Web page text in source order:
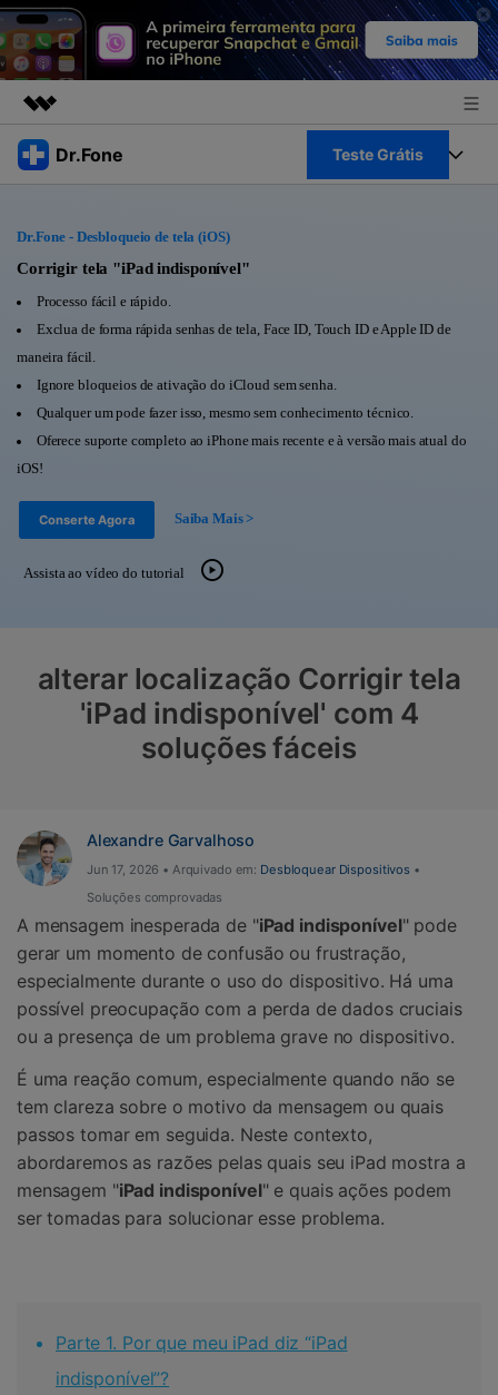
Produtos em destaque
Soluções
Sobre nós
Dr.Fone Teste Grátis
Veja Toolkit Completo >
Productos
Para PC
Para Celular
Online
Ver Todos Os Aplicativos
Guia & Suporte
Ações rápidas
Dicas
Recursos
Gerenciador de dados
Encontre Mais Soluções
Dr.Fone - Desbloqueio de tela (iOS)
Corrigir tela "iPad indisponível"
Processo fácil e rápido.
Exclua de forma rápida senhas de tela, Face ID, Touch ID e Apple ID de
maneira fácil.
Ignore bloqueios de ativação do iCloud sem senha.
Qualquer um pode fazer isso, mesmo sem conhecimento técnico.
Oferece suporte completo ao iPhone mais recente e à versão mais atual do
iOS!
Conserte Agora Saiba Mais >
Assista ao vídeo do tutorial
alterar localização Corrigir tela
'iPad indisponível' com 4
soluções fáceis
Alexandre Garvalhoso
Jun 17, 2026 • Arquivado em: Desbloquear Dispositivos •
Soluções comprovadas
A mensagem inesperada de "iPad indisponível" pode
gerar um momento de confusão ou frustração,
especialmente durante o uso do dispositivo. Há uma
possível preocupação com a perda de dados cruciais
ou a presença de um problema grave no dispositivo.
É uma reação comum, especialmente quando não se
tem clareza sobre o motivo da mensagem ou quais
passos tomar em seguida. Neste contexto,
abordaremos as razões pelas quais seu iPad mostra a
mensagem "iPad indisponível" e quais ações podem
ser tomadas para solucionar esse problema.
Parte 1. Por que meu iPad diz “iPad
indisponível”?